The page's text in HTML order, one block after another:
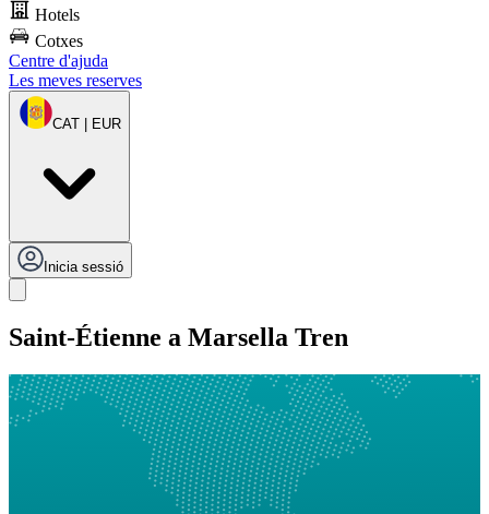
Hotels
Cotxes
Centre d'ajuda
Les meves reserves
CAT | EUR
Inicia sessió
Saint-Étienne a Marsella Tren